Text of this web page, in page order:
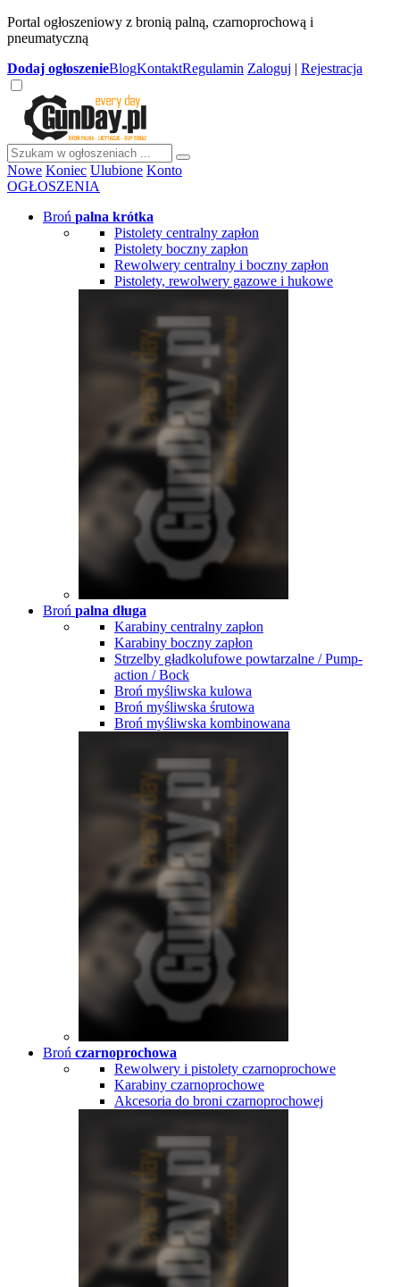
Portal ogłoszeniowy z bronią palną, czarnoprochową i
pneumatyczną
Dodaj ogłoszenieBlogKontaktRegulamin Zaloguj | Rejestracja
Nowe Koniec Ulubione Konto
OGŁOSZENIA
Broń palna krótka
Pistolety centralny zapłon
Pistolety boczny zapłon
Rewolwery centralny i boczny zapłon
Pistolety, rewolwery gazowe i hukowe
Broń palna długa
Karabiny centralny zapłon
Karabiny boczny zapłon
Strzelby gładkolufowe powtarzalne / Pump-
action / Bock
Broń myśliwska kulowa
Broń myśliwska śrutowa
Broń myśliwska kombinowana
Broń czarnoprochowa
Rewolwery i pistolety czarnoprochowe
Karabiny czarnoprochowe
Akcesoria do broni czarnoprochowej